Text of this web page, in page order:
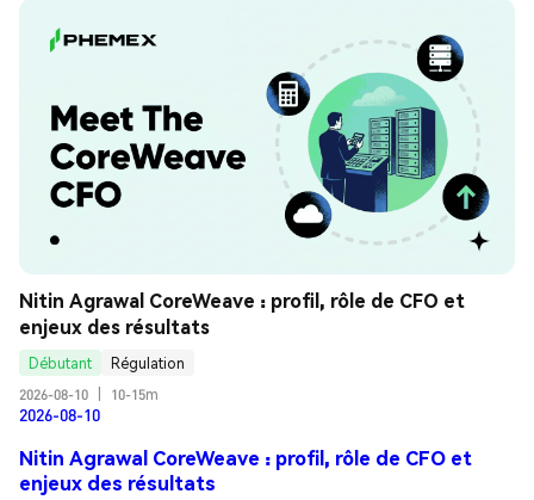
Nitin Agrawal CoreWeave : profil, rôle de CFO et
enjeux des résultats
Débutant
Régulation
2026-08-10
10-15m
2026-08-10
Nitin Agrawal CoreWeave : profil, rôle de CFO et
enjeux des résultats